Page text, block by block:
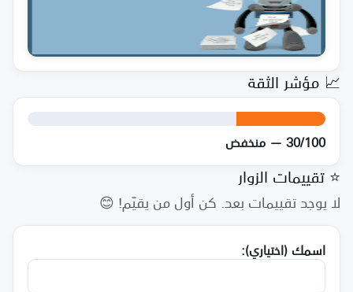
📈 مؤشر الثقة
30/100 — منخفض
⭐ تقييمات الزوار
لا يوجد تقييمات بعد. كن أول من يقيّم! 😊
اسمك (اختياري):